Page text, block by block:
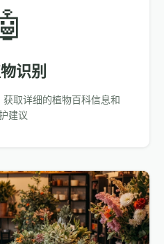
识别
取详细的植物百科信息和
建议